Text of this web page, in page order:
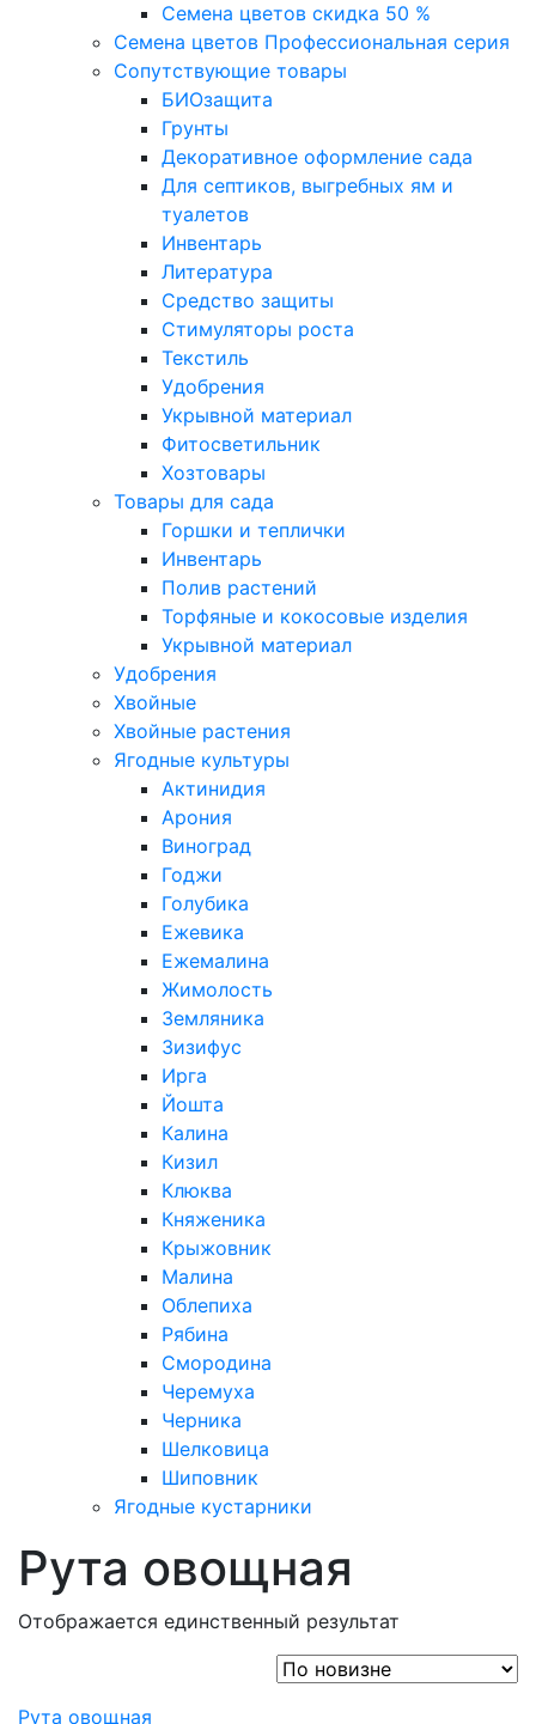
Семена цветов скидка 50 %
Семена цветов Профессиональная серия
Сопутствующие товары
БИОзащита
Грунты
Декоративное оформление сада
Для септиков, выгребных ям и
туалетов
Инвентарь
Литература
Средство защиты
Стимуляторы роста
Текстиль
Удобрения
Укрывной материал
Фитосветильник
Хозтовары
Товары для сада
Горшки и теплички
Инвентарь
Полив растений
Торфяные и кокосовые изделия
Укрывной материал
Удобрения
Хвойные
Хвойные растения
Ягодные культуры
Актинидия
Арония
Виноград
Годжи
Голубика
Ежевика
Ежемалина
Жимолость
Земляника
Зизифус
Ирга
Йошта
Калина
Кизил
Клюква
Княженика
Крыжовник
Малина
Облепиха
Рябина
Смородина
Черемуха
Черника
Шелковица
Шиповник
Ягодные кустарники
Рута овощная
Отображается единственный результат
Рута овощная